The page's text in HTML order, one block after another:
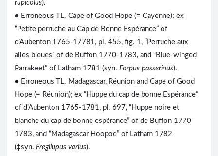
rupicolus).
● Erroneous TL. Cape of Good Hope (= Cayenne); ex
“Petite perruche au Cap de Bonne Espérance” of
d’Aubenton 1765-17781, pl. 455, fig. 1, “Perruche aux
ailes bleues” of de Buffon 1770-1783, and “Blue-winged
Parrakeet” of Latham 1781 (syn. Forpus passerinus).
● Erroneous TL. Madagascar, Réunion and Cape of Good
Hope (= Réunion); ex “Huppe du cap de bonne Espérance”
of d’Aubenton 1765-1781, pl. 697, “Huppe noire et
blanche du cap de bonne espérance” of de Buffon 1770-
1783, and “Madagascar Hoopoe” of Latham 1782
(‡syn. Fregilupus varius).